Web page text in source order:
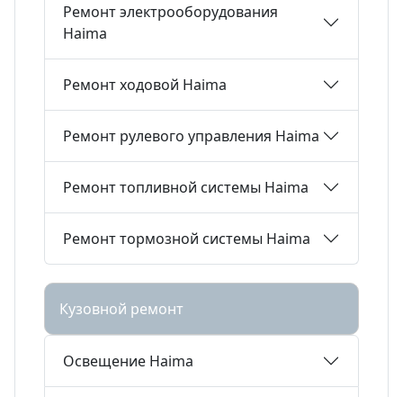
Ремонт электрооборудования
Haima
Ремонт ходовой Haima
Ремонт рулевого управления Haima
Ремонт топливной системы Haima
Ремонт тормозной системы Haima
Кузовной ремонт
Освещение Haima